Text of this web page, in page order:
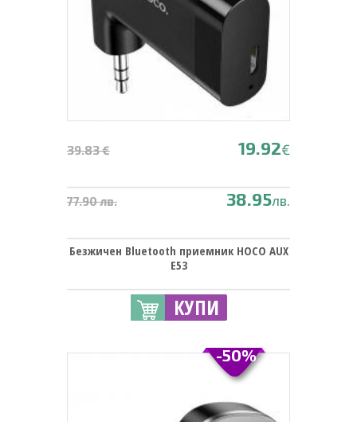
39.83 € 19.92€
77.90 лв. 38.95лв.
Безжичен Bluetooth приемник HOCO AUX
E53
КУПИ
-50%